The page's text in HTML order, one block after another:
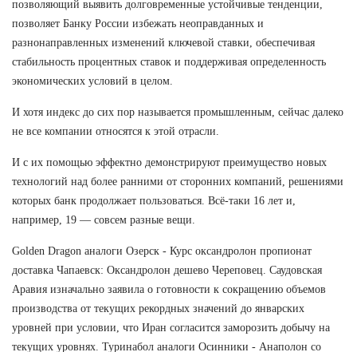
позволяющий выявить долговременные устойчивые тенденции,
позволяет Банку России избежать неоправданных и
разнонаправленных изменений ключевой ставки, обеспечивая
стабильность процентных ставок и поддерживая определенность
экономических условий в целом.
И хотя индекс до сих пор называется промышленным, сейчас далеко
не все компании относятся к этой отрасли.
И с их помощью эффектно демонстрируют преимущество новых
технологий над более ранними от сторонних компаний, решениями
которых банк продолжает пользоваться. Всё-таки 16 лет и,
например, 19 — совсем разные вещи.
Golden Dragon аналоги Озерск - Курс оксандролон пропионат
доставка Чапаевск: Оксандролон дешево Череповец. Саудовская
Аравия изначально заявила о готовности к сокращению объемов
производства от текущих рекордных значений до январских
уровней при условии, что Иран согласится заморозить добычу на
текущих уровнях. Туринабол аналоги Осинники - Анаполон со